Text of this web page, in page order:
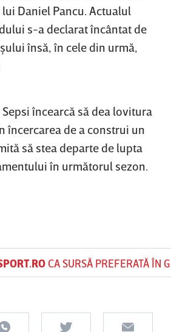
Daniel Pancu. Actualul
s-a declarat încântat de
însă, în cele din urmă,
încearcă să dea lovitura
încercarea de a construi un
să stea departe de lupta
în următorul sezon.
CA SURSĂ PREFERATĂ ÎN